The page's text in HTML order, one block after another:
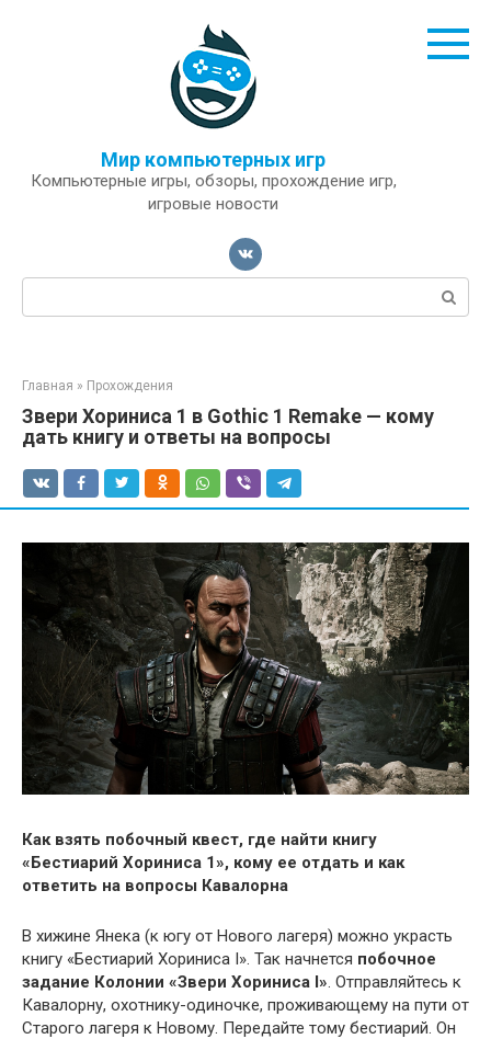
Мир компьютерных игр
Компьютерные игры, обзоры, прохождение игр,
игровые новости
Поиск:
Главная » Прохождения
Звери Хориниса 1 в Gothic 1 Remake — кому
дать книгу и ответы на вопросы
Как взять побочный квест, где найти книгу
«Бестиарий Хориниса 1», кому ее отдать и как
ответить на вопросы Кавалорна
В хижине Янека (к югу от Нового лагеря) можно украсть
книгу «Бестиарий Хориниса I». Так начнется побочное
задание Колонии «Звери Хориниса I» . Отправляйтесь к
Кавалорну, охотнику-одиночке, проживающему на пути от
Старого лагеря к Новому. Передайте тому бестиарий. Он